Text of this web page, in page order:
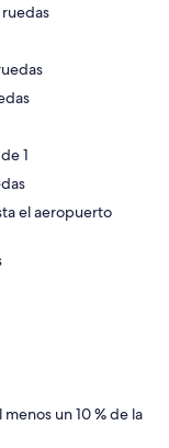
1
el aeropuerto
un 10 % de la